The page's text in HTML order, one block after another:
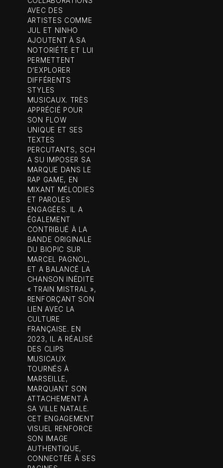
AVEC DES
ARTISTES COMME
JUL ET NINHO
AJOUTENT À SA
NOTORIÉTÉ ET LUI
PERMETTENT
D’EXPLORER
DIFFÉRENTS
STYLES
MUSICAUX. TRÈS
APPRÉCIÉ POUR
SON FLOW
UNIQUE ET SES
TEXTES
PERCUTANTS, SCH
A SU IMPOSER SA
MARQUE DANS LE
RAP GAME, EN
MIXANT MÉLODIES
ET PAROLES
ENGAGÉES. IL A
ÉGALEMENT
CONTRIBUÉ À LA
BANDE ORIGINALE
DU BIOPIC SUR
MARCEL PAGNOL,
ET A BALANCÉ LA
CHANSON INÉDITE
« TRAIN MISTRAL »,
RENFORÇANT SON
LIEN AVEC LA
CULTURE
FRANÇAISE. EN
2023, IL A RÉALISÉ
DES CLIPS
MUSICAUX
TOURNÉS À
MARSEILLE,
MARQUANT SON
ATTACHEMENT À
SA VILLE NATALE.
CET ENGAGEMENT
VISUEL RENFORCE
SON IMAGE
AUTHENTIQUE,
CONNECTÉE À SES